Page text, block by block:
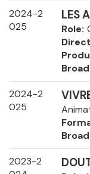
2024-2
025
LES
Role
2024-2
025
2023-2